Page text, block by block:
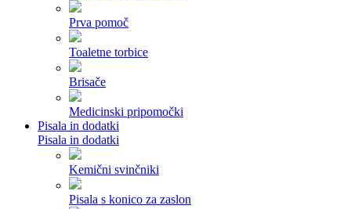
Prva pomoč
Toaletne torbice
Brisače
Medicinski pripomočki
Pisala in dodatki
Pisala in dodatki
Kemični svinčniki
Pisala s konico za zaslon